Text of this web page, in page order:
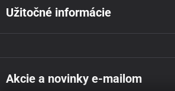
Užitočné informácie
Akcie a novinky e-mailom